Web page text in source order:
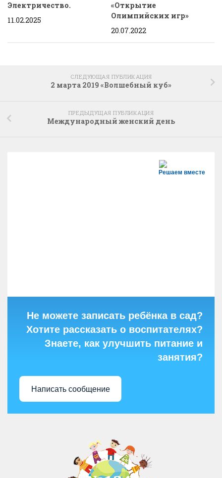
Электричество.
11.02.2025
«Открытие
Олимпийских игр»
20.07.2022
СЛЕДУЮЩАЯ ПУБЛИКАЦИЯ
2 марта 2019 «Волшебный куб»
ПРЕДЫДУЩАЯ ПУБЛИКАЦИЯ
Международный женский день
Решаем вместе
Не можете записать ребёнка в сад?
Хотите рассказать о воспитателях?
Знаете, как улучшить питание и
занятия?
Написать сообщение